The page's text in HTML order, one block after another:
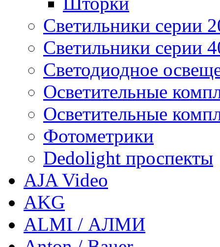
Светильники серии
Светильники серии
Светодиодное
Осветительные
Осветительные
Фотометрики
Dedolight проспекты
AJA Video
AKG
ALMI / АЛМИ